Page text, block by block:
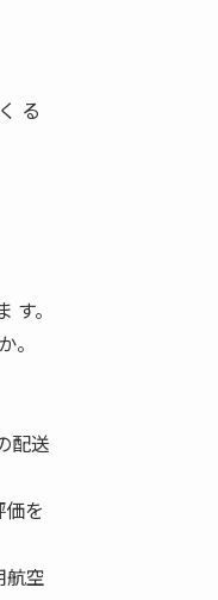
る
。
。
配送
を
航空